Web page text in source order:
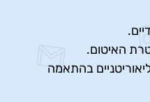
האיטום.
בהתאמה